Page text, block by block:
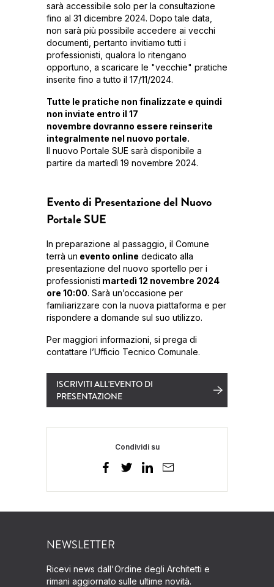
sarà accessibile solo per la consultazione
fino al 31 dicembre 2024. Dopo tale data,
non sarà più possibile accedere ai vecchi
documenti, pertanto invitiamo tutti i
professionisti, qualora lo ritengano
opportuno, a scaricare le "vecchie" pratiche
inserite fino a tutto il 17/11/2024.
Tutte le pratiche non finalizzate e quindi
non inviate entro il 17
novembre dovranno essere reinserite
integralmente nel nuovo portale.
Il nuovo Portale SUE sarà disponibile a
partire da martedì 19 novembre 2024.
Evento di Presentazione del Nuovo
Portale SUE
In preparazione al passaggio, il Comune
terrà un evento online dedicato alla
presentazione del nuovo sportello per i
professionisti martedì 12 novembre 2024
ore 10:00. Sarà un’occasione per
familiarizzare con la nuova piattaforma e per
rispondere a domande sul suo utilizzo.
Per maggiori informazioni, si prega di
contattare l’Ufficio Tecnico Comunale.
ISCRIVITI ALL'EVENTO DI
PRESENTAZIONE
Condividi su
NEWSLETTER
Ricevi news dall'Ordine degli Architetti e
rimani aggiornato sulle ultime novità.